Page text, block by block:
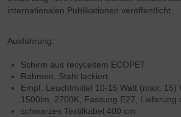
internationalen Publikationen veröffentlicht.
Ausführung:
Schirm aus recyceltem ECOPET
Rahmen, Stahl lackiert
Empf. Leuchtmittel 10-15 Watt (max. 15)
1500lm, 2700K, Fassung E27, Lieferung
schwarzes Textilkabel 400 cm